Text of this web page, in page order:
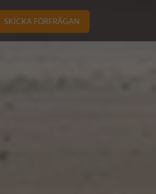
SKICKA FÖRFRÅGAN